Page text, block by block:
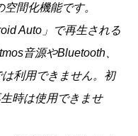
間化機能です。
Auto」で再生される
音源やBluetooth、
利用できません。初
時は使用できませ